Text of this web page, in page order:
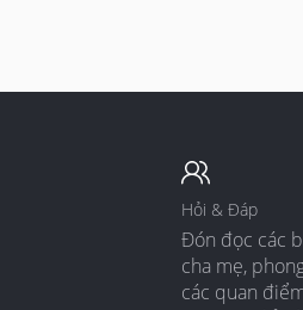
Hỏi & Đáp
Đón đọc các
cha mẹ,
các quan